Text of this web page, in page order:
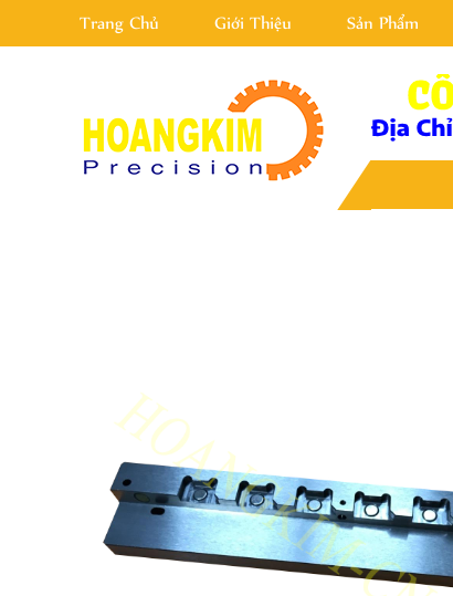
Trang Chủ Giới Thiệu Sản Phẩm